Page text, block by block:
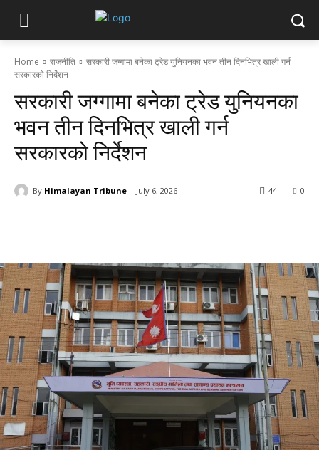
Home राजनीति
सरकारी जग्गामा बनेका ट्रेड युनियनका भवन तीन दिनभित्र खाली गर्न
सरकारको निर्देशन
सरकारी जग्गामा बनेका ट्रेड युनियनका
भवन तीन दिनभित्र खाली गर्न
सरकारको निर्देशन
By Himalayan Tribune July 6, 2026 0
44